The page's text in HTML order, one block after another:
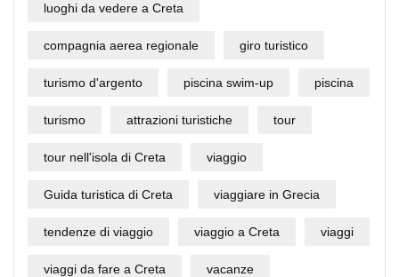
luoghi da vedere a Creta
compagnia aerea regionale giro turistico
turismo d'argento piscina swim-up piscina
turismo attrazioni turistiche tour
tour nell'isola di Creta viaggio
Guida turistica di Creta viaggiare in Grecia
tendenze di viaggio viaggio a Creta viaggi
viaggi da fare a Creta vacanze